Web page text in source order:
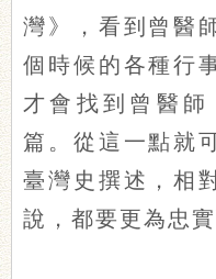
灣》，看到曾醫
個時候的各種行
才會找到曾醫
篇。從這一點就
臺灣史撰述，相
說，都要更為忠實